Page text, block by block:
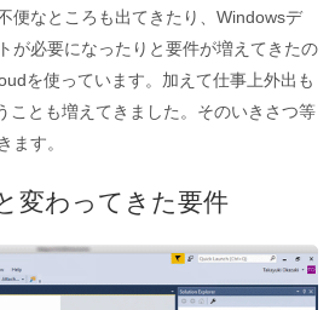
便なところも出てきたり、Windowsデ
が必要になったりと要件が増えてきたの
を使っています。加えて仕事上外出も
ことも増えてきました。そのいきさつ等
ます。
変わってきた要件